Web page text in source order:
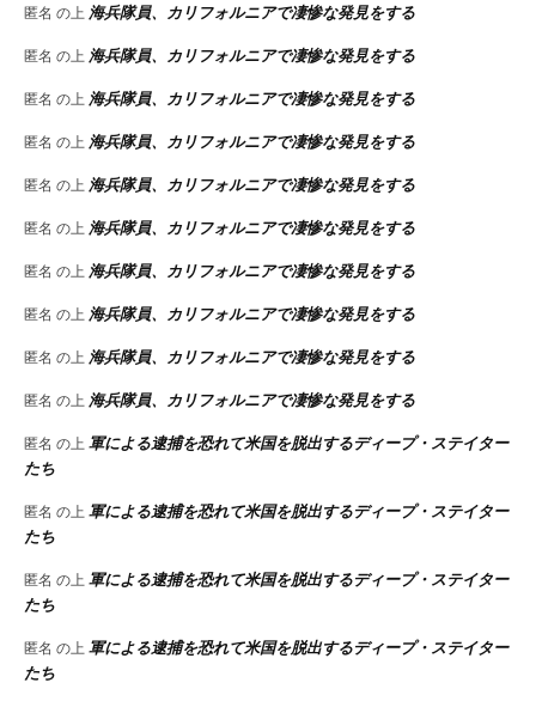
匿名 の上 海兵隊員、カリフォルニアで凄惨な発見をする
匿名 の上 海兵隊員、カリフォルニアで凄惨な発見をする
匿名 の上 海兵隊員、カリフォルニアで凄惨な発見をする
匿名 の上 海兵隊員、カリフォルニアで凄惨な発見をする
匿名 の上 海兵隊員、カリフォルニアで凄惨な発見をする
匿名 の上 海兵隊員、カリフォルニアで凄惨な発見をする
匿名 の上 海兵隊員、カリフォルニアで凄惨な発見をする
匿名 の上 海兵隊員、カリフォルニアで凄惨な発見をする
匿名 の上 海兵隊員、カリフォルニアで凄惨な発見をする
匿名 の上 海兵隊員、カリフォルニアで凄惨な発見をする
匿名 の上 軍による逮捕を恐れて米国を脱出するディープ・ステイター
たち
匿名 の上 軍による逮捕を恐れて米国を脱出するディープ・ステイター
たち
匿名 の上 軍による逮捕を恐れて米国を脱出するディープ・ステイター
たち
匿名 の上 軍による逮捕を恐れて米国を脱出するディープ・ステイター
たち